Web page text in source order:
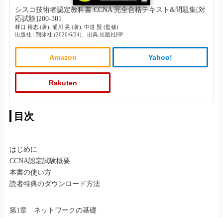
シスコ技術者認定教科書 CCNA 完全合格テキスト&問題集[対
応試験]200-301
林口 裕志 (著), 浦川 晃 (著), 中道 賢 (監修)
出版社 : 翔泳社 (2020/6/24)、出典:出版社HP
Amazon Yahoo!
Rakuten
目次
はじめに
CCNA認定試験概要
本書の使い方
読者特典のダウンロード方法
第1章 ネットワークの基礎